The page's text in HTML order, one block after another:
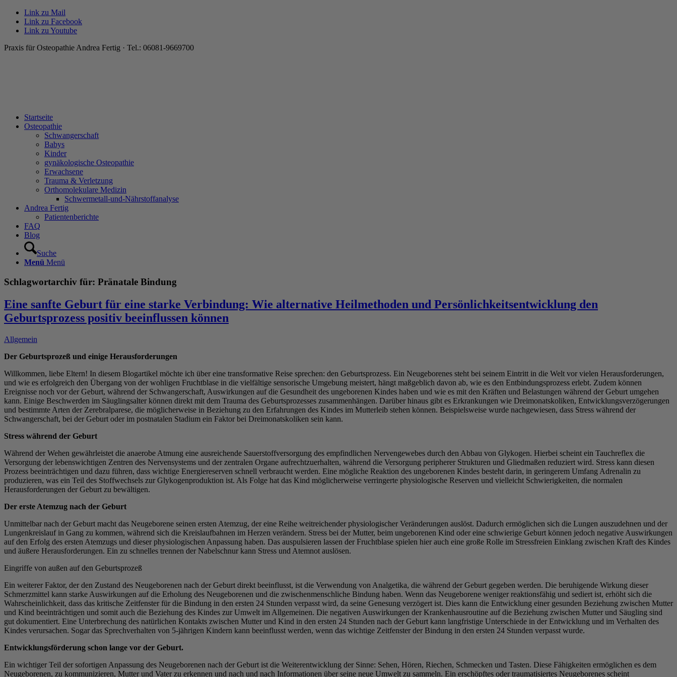
Link zu Mail
Link zu Facebook
Link zu Youtube
Praxis für Osteopathie Andrea Fertig · Tel.: 06081-9669700
Startseite
Osteopathie
Schwangerschaft
Babys
Kinder
gynäkologische Osteopathie
Erwachsene
Trauma & Verletzung
Orthomolekulare Medizin
Schwermetall-und-Nährstoffanalyse
Andrea Fertig
Patientenberichte
FAQ
Blog
Suche
Menü Menü
Schlagwortarchiv für: Pränatale Bindung
Eine sanfte Geburt für eine starke Verbindung: Wie alternative Heilmethoden und Persönlichkeitsentwicklung den
Geburtsprozess positiv beeinflussen können
Allgemein
Der Geburtsprozeß und einige Herausforderungen
Willkommen, liebe Eltern! In diesem Blogartikel möchte ich über eine transformative Reise sprechen: den Geburtsprozess. Ein Neugeborenes steht bei seinem Eintritt in die Welt vor vielen Herausforderungen,
und wie es erfolgreich den Übergang von der wohligen Fruchtblase in die vielfältige sensorische Umgebung meistert, hängt maßgeblich davon ab, wie es den Entbindungsprozess erlebt. Zudem können
Ereignisse noch vor der Geburt, während der Schwangerschaft, Auswirkungen auf die Gesundheit des ungeborenen Kindes haben und wie es mit den Kräften und Belastungen während der Geburt umgehen
kann. Einige Beschwerden im Säuglingsalter können direkt mit dem Trauma des Geburtsprozesses zusammenhängen. Darüber hinaus gibt es Erkrankungen wie Dreimonatskoliken, Entwicklungsverzögerungen
und bestimmte Arten der Zerebralparese, die möglicherweise in Beziehung zu den Erfahrungen des Kindes im Mutterleib stehen können. Beispielsweise wurde nachgewiesen, dass Stress während der
Schwangerschaft, bei der Geburt oder im postnatalen Stadium ein Faktor bei Dreimonatskoliken sein kann.
Stress während der Geburt
Während der Wehen gewährleistet die anaerobe Atmung eine ausreichende Sauerstoffversorgung des empfindlichen Nervengewebes durch den Abbau von Glykogen. Hierbei scheint ein Tauchreflex die
Versorgung der lebenswichtigen Zentren des Nervensystems und der zentralen Organe aufrechtzuerhalten, während die Versorgung peripherer Strukturen und Gliedmaßen reduziert wird. Stress kann diesen
Prozess beeinträchtigen und dazu führen, dass wichtige Energiereserven schnell verbraucht werden. Eine mögliche Reaktion des ungeborenen Kindes besteht darin, in geringerem Umfang Adrenalin zu
produzieren, was ein Teil des Stoffwechsels zur Glykogenproduktion ist. Als Folge hat das Kind möglicherweise verringerte physiologische Reserven und vielleicht Schwierigkeiten, die normalen
Herausforderungen der Geburt zu bewältigen.
Der erste Atemzug nach der Geburt
Unmittelbar nach der Geburt macht das Neugeborene seinen ersten Atemzug, der eine Reihe weitreichender physiologischer Veränderungen auslöst. Dadurch ermöglichen sich die Lungen auszudehnen und der
Lungenkreislauf in Gang zu kommen, während sich die Kreislaufbahnen im Herzen verändern. Stress bei der Mutter, beim ungeborenen Kind oder eine schwierige Geburt können jedoch negative Auswirkungen
auf den Erfolg des ersten Atemzugs und dieser physiologischen Anpassung haben. Das auspulsieren lassen der Fruchtblase spielen hier auch eine große Rolle im Stressfreien Einklang zwischen Kraft des Kindes
und äußere Herausforderungen. Ein zu schnelles trennen der Nabelschnur kann Stress und Atemnot auslösen.
Eingriffe von außen auf den Geburtsprozeß
Ein weiterer Faktor, der den Zustand des Neugeborenen nach der Geburt direkt beeinflusst, ist die Verwendung von Analgetika, die während der Geburt gegeben werden. Die beruhigende Wirkung dieser
Schmerzmittel kann starke Auswirkungen auf die Erholung des Neugeborenen und die zwischenmenschliche Bindung haben. Wenn das Neugeborene weniger reaktionsfähig und sediert ist, erhöht sich die
Wahrscheinlichkeit, dass das kritische Zeitfenster für die Bindung in den ersten 24 Stunden verpasst wird, da seine Genesung verzögert ist. Dies kann die Entwicklung einer gesunden Beziehung zwischen Mutter
und Kind beeinträchtigen und somit auch die Beziehung des Kindes zur Umwelt im Allgemeinen. Die negativen Auswirkungen der Krankenhausroutine auf die Beziehung zwischen Mutter und Säugling sind
gut dokumentiert. Eine Unterbrechung des natürlichen Kontakts zwischen Mutter und Kind in den ersten 24 Stunden nach der Geburt kann langfristige Unterschiede in der Entwicklung und im Verhalten des
Kindes verursachen. Sogar das Sprechverhalten von 5-jährigen Kindern kann beeinflusst werden, wenn das wichtige Zeitfenster der Bindung in den ersten 24 Stunden verpasst wurde.
Entwicklungsförderung schon lange vor der Geburt.
Ein wichtiger Teil der sofortigen Anpassung des Neugeborenen nach der Geburt ist die Weiterentwicklung der Sinne: Sehen, Hören, Riechen, Schmecken und Tasten. Diese Fähigkeiten ermöglichen es dem
Neugeborenen, zu kommunizieren, Mutter und Vater zu erkennen und nach und nach Informationen über seine neue Umwelt zu sammeln. Ein erschöpftes oder traumatisiertes Neugeborenes scheint